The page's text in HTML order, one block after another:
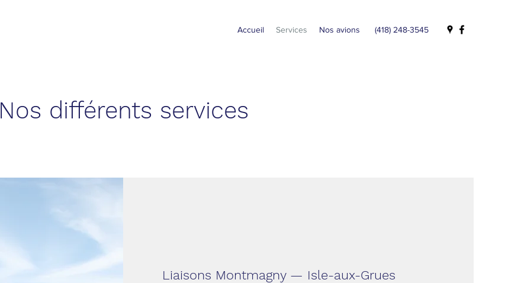
Accueil Services Nos avions (418) 248-3545
Nos différents services
Liaisons Montmagny — Isle-aux-Grues